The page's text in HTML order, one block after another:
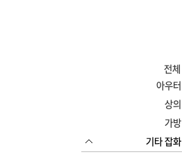
전체
아우터
상의
가방
기타 잡화